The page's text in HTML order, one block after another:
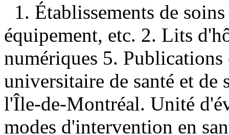
1. Établissements de
équipement, etc. 2. Lits
numériques 5.
universitaire de santé et de
l'Île-de-Montréal. Unité
modes d'intervention en